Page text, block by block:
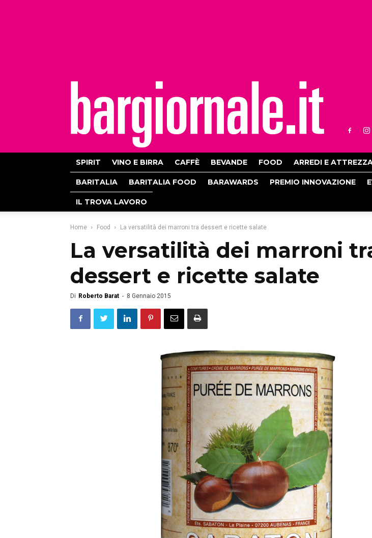
SPIRIT VINO E BIRRA CAFFÈ BEVANDE FOOD ARREDI E
BARITALIA BARITALIA FOOD BARAWARDS PREMIO INNOVAZIONE
IL TROVA LAVORO
Home Food La versatilità dei marroni tra dessert e ricette salate
La versatilità dei marroni
dessert e ricette salate
Di Roberto Barat - 8 Gennaio 2015